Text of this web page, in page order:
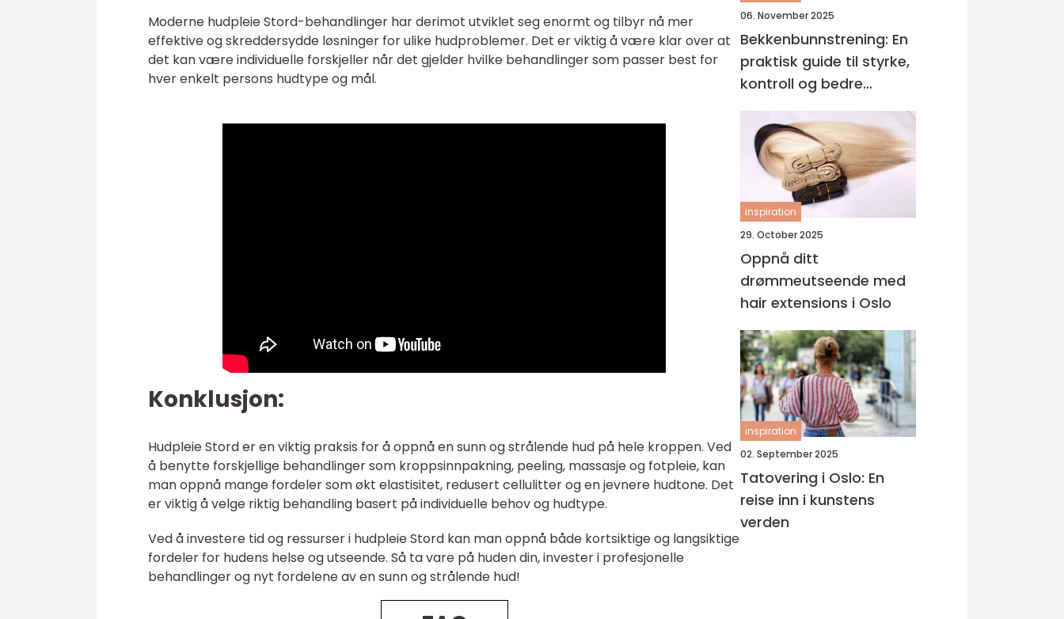
Moderne hudpleie Stord-behandlinger har derimot utviklet seg enormt og tilbyr nå mer
effektive og skreddersydde løsninger for ulike hudproblemer. Det er viktig å være klar over at
det kan være individuelle forskjeller når det gjelder hvilke behandlinger som passer best for
hver enkelt persons hudtype og mål.
Konklusjon:
Hudpleie Stord er en viktig praksis for å oppnå en sunn og strålende hud på hele kroppen. Ved
å benytte forskjellige behandlinger som kroppsinnpakning, peeling, massasje og fotpleie, kan
man oppnå mange fordeler som økt elastisitet, redusert cellulitter og en jevnere hudtone. Det
er viktig å velge riktig behandling basert på individuelle behov og hudtype.
Ved å investere tid og ressurser i hudpleie Stord kan man oppnå både kortsiktige og langsiktige
fordeler for hudens helse og utseende. Så ta vare på huden din, invester i profesjonelle
behandlinger og nyt fordelene av en sunn og strålende hud!
06. November 2025
Bekkenbunnstrening: En
praktisk guide til styrke,
kontroll og bedre
hverdagsliv
inspiration
29. October 2025
Oppnå ditt
drømmeutseende med
hair extensions i Oslo
inspiration
02. September 2025
Tatovering i Oslo: En
reise inn i kunstens
verden